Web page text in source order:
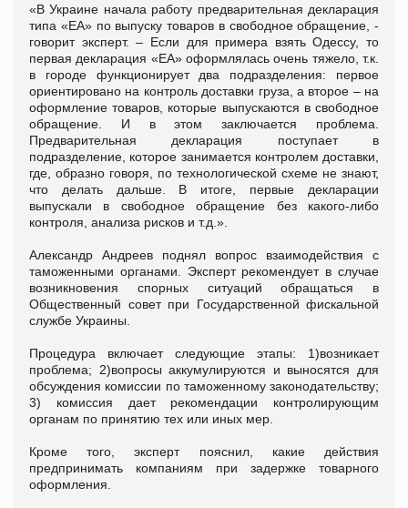
«В Украине начала работу предварительная декларация
типа «ЕА» по выпуску товаров в свободное обращение, -
говорит эксперт. – Если для примера взять Одессу, то
первая декларация «ЕА» оформлялась очень тяжело, т.к.
в городе функционирует два подразделения: первое
ориентировано на контроль доставки груза, а второе – на
оформление товаров, которые выпускаются в свободное
обращение. И в этом заключается проблема.
Предварительная декларация поступает в
подразделение, которое занимается контролем доставки,
где, образно говоря, по технологической схеме не знают,
что делать дальше. В итоге, первые декларации
выпускали в свободное обращение без какого-либо
контроля, анализа рисков и т.д.».
Александр Андреев поднял вопрос взаимодействия с
таможенными органами. Эксперт рекомендует в случае
возникновения спорных ситуаций обращаться в
Общественный совет при Государственной фискальной
службе Украины.
Процедура включает следующие этапы: 1)возникает
проблема; 2)вопросы аккумулируются и выносятся для
обсуждения комиссии по таможенному законодательству;
3) комиссия дает рекомендации контролирующим
органам по принятию тех или иных мер.
Кроме того, эксперт пояснил, какие действия
предпринимать компаниям при задержке товарного
оформления.